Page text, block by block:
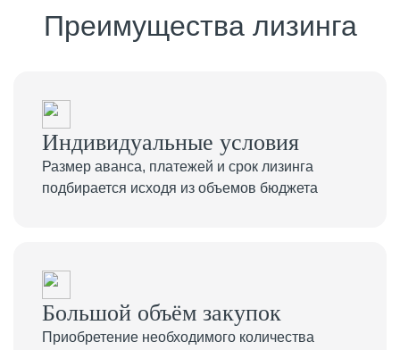
Преимущества лизинга
Индивидуальные условия
Размер аванса, платежей и срок лизинга
подбирается исходя из объемов бюджета
Большой объём закупок
Приобретение необходимого количества